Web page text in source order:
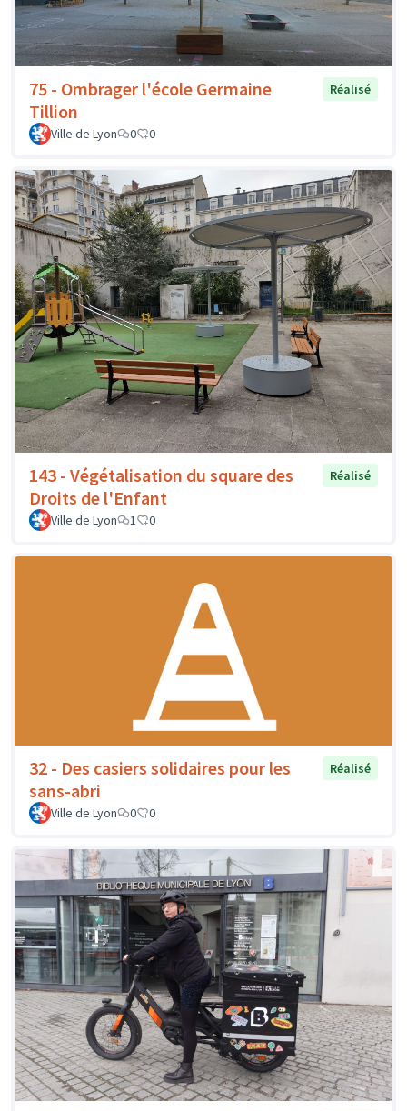
75 - Ombrager l'école Germaine
Tillion
Réalisé
Ville de Lyon 0 0
143 - Végétalisation du square des
Droits de l'Enfant
Réalisé
Ville de Lyon 1 0
32 - Des casiers solidaires pour les
sans-abri
Réalisé
Ville de Lyon 0 0